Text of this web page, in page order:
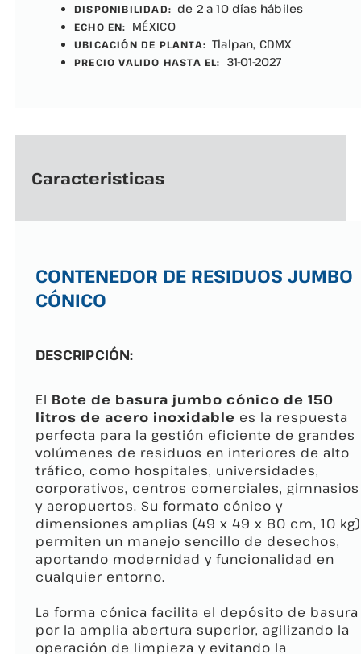
DISPONIBILIDAD: de 2 a 10 días hábiles
ECHO EN: MÉXICO
UBICACIÓN DE PLANTA: Tlalpan, CDMX
PRECIO VALIDO HASTA EL: 31-01-2027
Caracteristicas
CONTENEDOR DE RESIDUOS JUMBO
CÓNICO
DESCRIPCIÓN:
El Bote de basura jumbo cónico de 150
litros de acero inoxidable es la respuesta
perfecta para la gestión eficiente de grandes
volúmenes de residuos en interiores de alto
tráfico, como hospitales, universidades,
corporativos, centros comerciales, gimnasios
y aeropuertos. Su formato cónico y
dimensiones amplias (49 x 49 x 80 cm, 10 kg)
permiten un manejo sencillo de desechos,
aportando modernidad y funcionalidad en
cualquier entorno.
La forma cónica facilita el depósito de basura
por la amplia abertura superior, agilizando la
operación de limpieza y evitando la